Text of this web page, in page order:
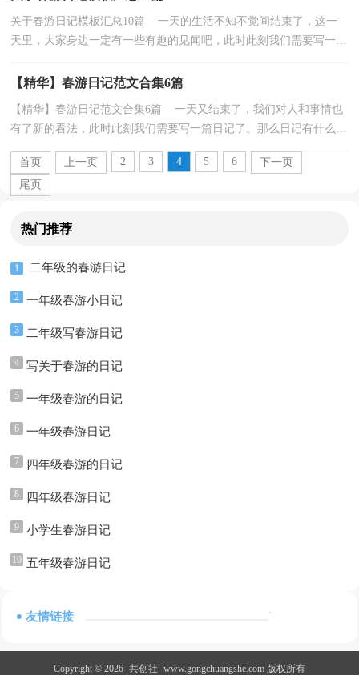
关于春游日记模板汇总10篇 一天的生活不知不觉间结束了，这一
天里，大家身边一定有一些有趣的见闻吧，此时此刻我们需要写一篇
【精华】春游日记范文合集6篇
【精华】春游日记范文合集6篇 一天又结束了，我们对人和事情也
有了新的看法，此时此刻我们需要写一篇日记了。那么日记有什么格
首页
上一页 2 3 4 5 6
下一页
尾页
热门推荐
1 二年级的春游日记
2 一年级春游小日记
3 二年级写春游日记
4 写关于春游的日记
5 一年级春游的日记
6 一年级春游日记
7 四年级春游的日记
8 四年级春游日记
9 小学生春游日记
10 五年级春游日记
友情链接 :
Copyright © 2026 共创社 www.gongchuangshe.com 版权所有